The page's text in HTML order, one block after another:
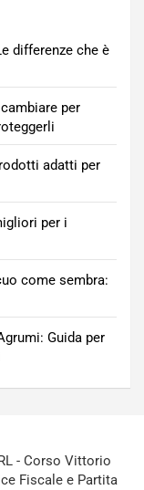
differenze che è
per
adatti per
per i
come sembra:
Guida per
- Corso Vittorio
Fiscale e Partita